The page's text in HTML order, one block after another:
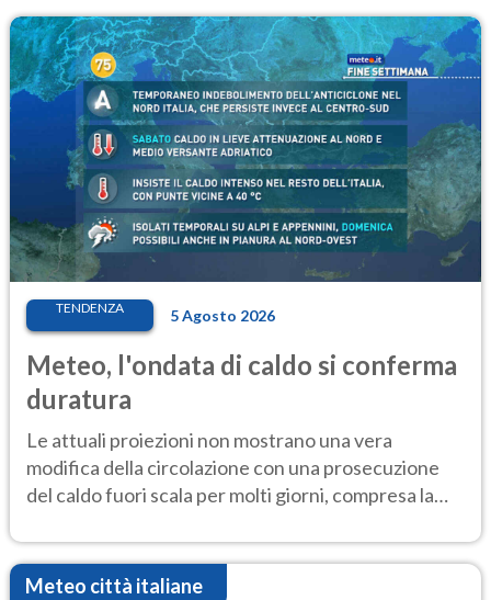
TENDENZA 5 Agosto 2026
Meteo, l'ondata di caldo si conferma
duratura
Le attuali proiezioni non mostrano una vera
modifica della circolazione con una prosecuzione
del caldo fuori scala per molti giorni, compresa la
Meteo città italiane